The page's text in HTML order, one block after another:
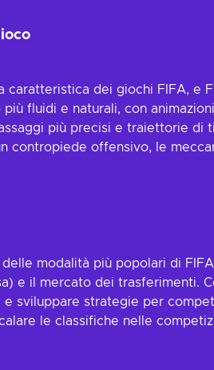
caratteristica dei giochi FIFA, e
fluidi e naturali, con
più precisi e traiettorie di
contropiede offensivo, le
modalità più popolari di
e il mercato dei trasferimenti.
sviluppare strategie per
le classifiche nelle